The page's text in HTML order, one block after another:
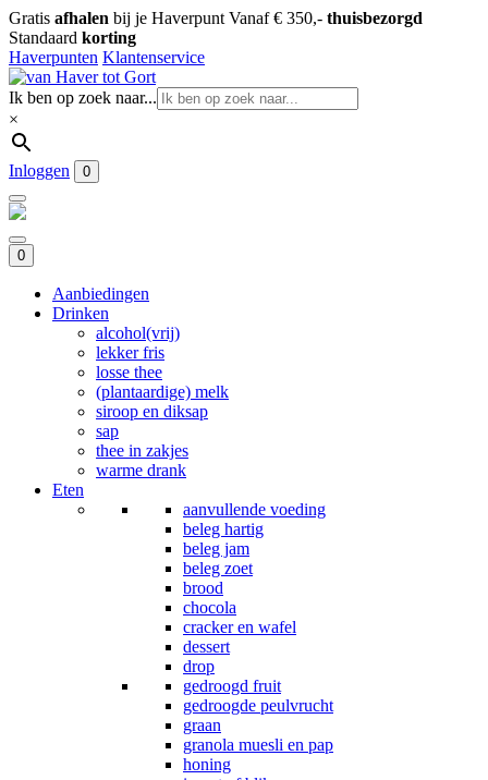
Gratis afhalen bij je Haverpunt Vanaf € 350,- thuisbezorgd
Standaard korting
Haverpunten Klantenservice
Ik ben op zoek naar...
×
Inloggen 0
0
Aanbiedingen
Drinken
alcohol(vrij)
lekker fris
losse thee
(plantaardige) melk
siroop en diksap
sap
thee in zakjes
warme drank
Eten
aanvullende voeding
beleg hartig
beleg jam
beleg zoet
brood
chocola
cracker en wafel
dessert
drop
gedroogd fruit
gedroogde peulvrucht
graan
granola muesli en pap
honing